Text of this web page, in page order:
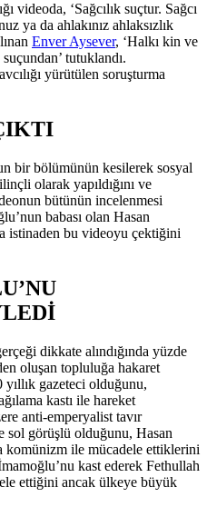
videoda, ‘Sağcılık suçtur. Sağcı
ya da ahlakınız ahlaksızlık
Enver Aysever, ‘Halkı kin ve
tutuklandı.
yürütülen soruşturma
bir bölümünün kesilerek sosyal
olarak yapıldığını ve
bütünün incelenmesi
babası olan Hasan
istinaden bu videoyu çektiğini
dikkate alındığında yüzde
oluşan topluluğa hakaret
yıllık gazeteci olduğunu,
kastı ile hareket
anti-emperyalist tavır
sol görüşlü olduğunu, Hasan
komünizm ile mücadele ettiklerini
kast ederek Fethullah
ettiğini ancak ülkeye büyük